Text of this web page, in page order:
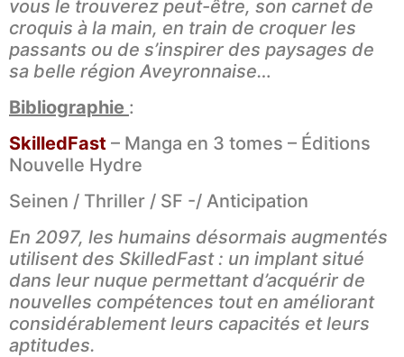
vous le trouverez peut-être, son carnet de
croquis à la main, en train de croquer les
passants ou de s’inspirer des paysages de
sa belle région Aveyronnaise…
Bibliographie :
SkilledFast – Manga en 3 tomes – Éditions
Nouvelle Hydre
Seinen / Thriller / SF -/ Anticipation
En 2097, les humains désormais augmentés
utilisent des SkilledFast : un implant situé
dans leur nuque permettant d’acquérir de
nouvelles compétences tout en améliorant
considérablement leurs capacités et leurs
aptitudes.